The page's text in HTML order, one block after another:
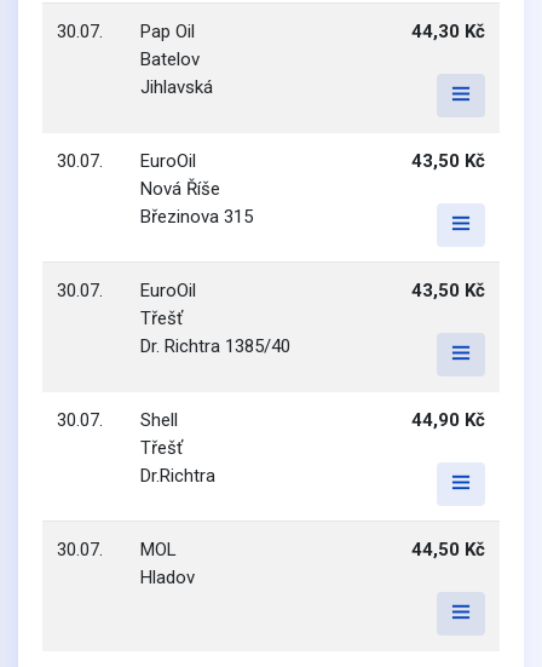
30.07.
Pap Oil
Batelov
Jihlavská
44,30 Kč
30.07.
EuroOil
Nová Říše
Březinova 315
43,50 Kč
30.07.
EuroOil
Třešť
Dr. Richtra 1385/40
43,50 Kč
30.07.
Shell
Třešť
Dr.Richtra
44,90 Kč
30.07.
MOL
Hladov
44,50 Kč